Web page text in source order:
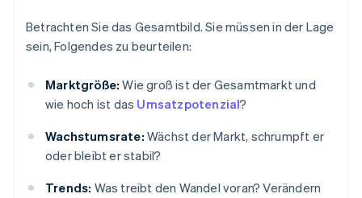
Betrachten Sie das Gesamtbild. Sie müssen in der Lage
sein, Folgendes zu beurteilen:
Marktgröße: Wie groß ist der Gesamtmarkt und
wie hoch ist das Umsatzpotenzial?
Wachstumsrate: Wächst der Markt, schrumpft er
oder bleibt er stabil?
Trends: Was treibt den Wandel voran? Verändern